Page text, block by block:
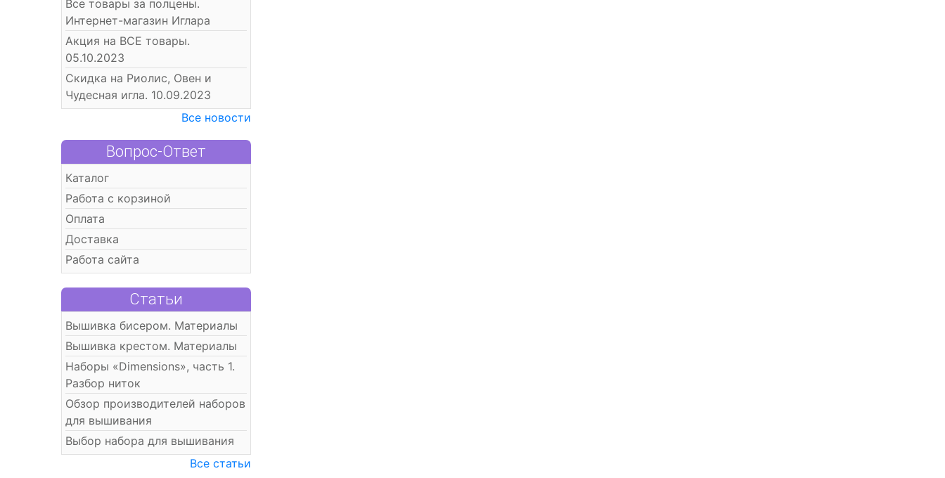
Все товары за полцены.
Интернет-магазин Иглара
Акция на ВСЕ товары.
05.10.2023
Скидка на Риолис, Овен и
Чудесная игла. 10.09.2023
Все новости
Вопрос-Ответ
Каталог
Работа с корзиной
Оплата
Доставка
Работа сайта
Статьи
Вышивка бисером. Материалы
Вышивка крестом. Материалы
Наборы «Dimensions», часть 1.
Разбор ниток
Обзор производителей наборов
для вышивания
Выбор набора для вышивания
Все статьи